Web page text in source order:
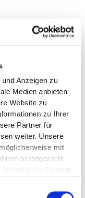
Anzeigen zu
Medien anbieten
Website zu
zu Ihrer
Partner für
weiter. Unsere
mit
bereitgestellt
der Dienste
Unternehmen mit